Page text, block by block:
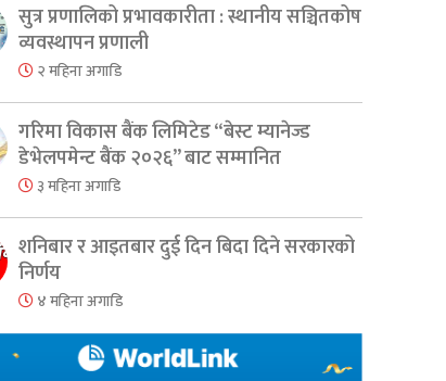
सुत्र प्रणालिको प्रभावकारीता : स्थानीय सञ्चितकोष
व्यवस्थापन प्रणाली
२ महिना अगाडि
गरिमा विकास बैंक लिमिटेड “बेस्ट म्यानेज्ड
डेभेलपमेन्ट बैंक २०२६” बाट सम्मानित
३ महिना अगाडि
शनिबार र आइतबार दुई दिन बिदा दिने सरकारको
निर्णय
४ महिना अगाडि